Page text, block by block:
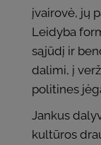
įvairovė, jų
Leidyba
sąjūdį ir
dalimi, į
politines
Jankus
kultūros